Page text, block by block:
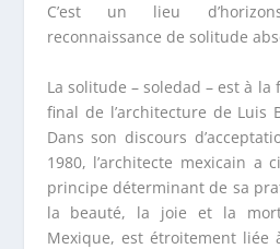
C’est un lieu
reconnaissance de solitude
La solitude – soledad – est à la
final de l’architecture de Luis
Dans son discours
1980, l’architecte mexicain a
principe déterminant de sa
la beauté, la joie et la
Mexique, est étroitement liée